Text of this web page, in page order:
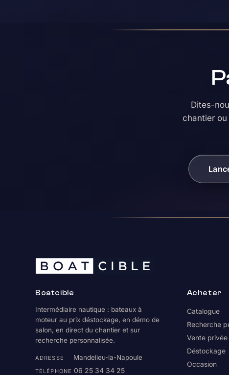
Dites-
chantier
Boatcible
Intermédiaire nautique : bateaux à
moteur au prix déstockage, en démo de
salon, en direct du chantier et sur
recherche personnalisée.
ADRESSE Mandelieu-la-Napoule
TÉLÉPHONE 06 25 34 34 25
Acheter
Catalogue
Recherche
Vente privée
Déstockage
Occasion